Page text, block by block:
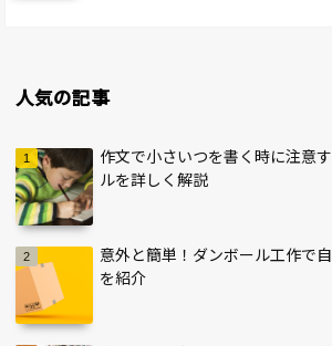
人気の記事
作文で小さいつを書く時に注意
ルを詳しく解説
意外と簡単！ダンボール工作で
を紹介